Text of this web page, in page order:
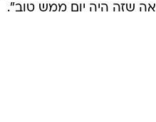
שזה היה יום ממש טוב".